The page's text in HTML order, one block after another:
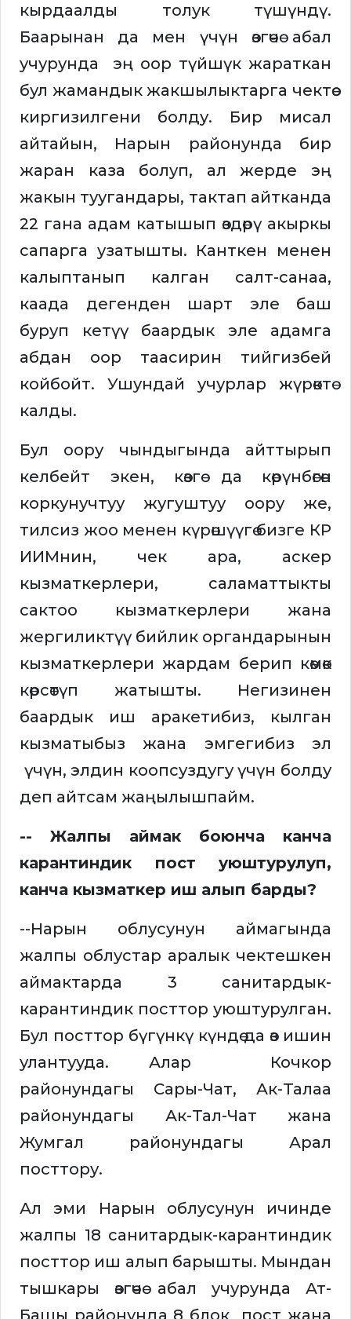
кырдаалды толук түшүндү.
Баарынан да мен үчүн өзгөчө абал
учурунда эң оор түйшүк жараткан
бул жамандык жакшылыктарга чектөө
киргизилгени болду. Бир мисал
айтайын, Нарын районунда бир
жаран каза болуп, ал жерде эң
жакын туугандары, тактап айтканда
22 гана адам катышып өздөрү акыркы
сапарга узатышты. Канткен менен
калыптанып калган салт-санаа,
каада дегенден шарт эле баш
буруп кетүү баардык эле адамга
абдан оор таасирин тийгизбей
койбойт. Ушундай учурлар жүрөктө
калды.
Бул оору чындыгында айттырып
келбейт экен, көзгө да көрүнбөгөн
коркунучтуу жугуштуу оору же,
тилсиз жоо менен күрөшүүгө бизге КР
ИИМнин, чек ара, аскер
кызматкерлери, саламаттыкты
сактоо кызматкерлери жана
жергиликтүү бийлик органдарынын
кызматкерлери жардам берип көмөк
көрсөтүп жатышты. Негизинен
баардык иш аракетибиз, кылган
кызматыбыз жана эмгегибиз эл
үчүн, элдин коопсуздугу үчүн болду
деп айтсам жаңылышпайм.
-- Жалпы аймак боюнча канча
карантиндик пост уюштурулуп,
канча кызматкер иш алып барды?
--Нарын облусунун аймагында
жалпы облустар аралык чектешкен
аймактарда 3 санитардык-
карантиндик посттор уюштурулган.
Бул посттор бүгүнкү күндө да өз ишин
улантууда. Алар Кочкор
районундагы Сары-Чат, Ак-Талаа
районундагы Ак-Тал-Чат жана
Жумгал районундагы Арал
посттору.
Ал эми Нарын облусунун ичинде
жалпы 18 санитардык-карантиндик
посттор иш алып барышты. Мындан
тышкары өзгөчө абал учурунда Ат-